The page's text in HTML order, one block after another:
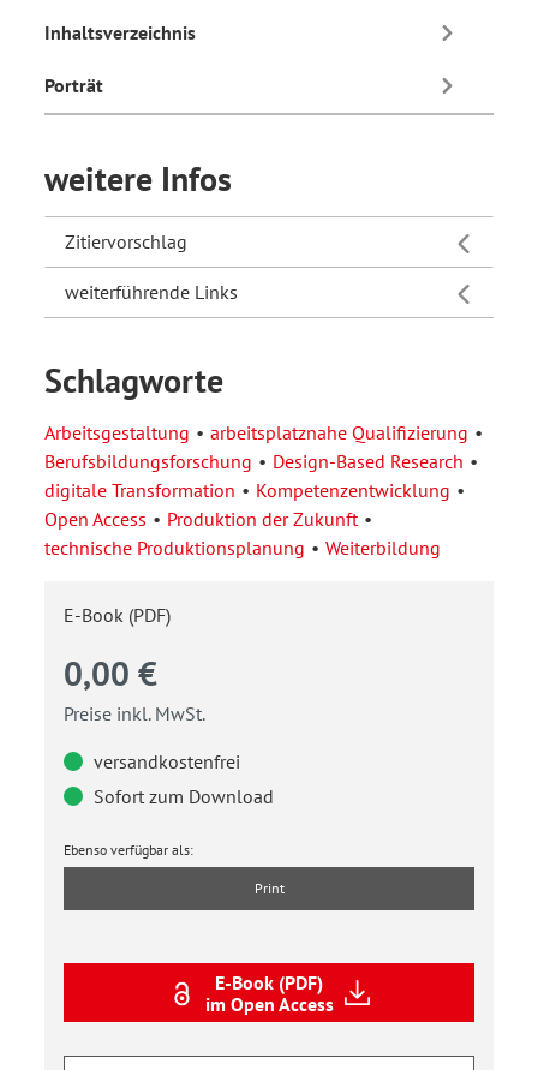
Inhaltsverzeichnis
Porträt
weitere Infos
Zitiervorschlag
weiterführende Links
Schlagworte
Arbeitsgestaltung
arbeitsplatznahe Qualifizierung
Berufsbildungsforschung
Design-Based Research
digitale Transformation
Kompetenzentwicklung
Open Access
Produktion der Zukunft
technische Produktionsplanung
Weiterbildung
E-Book (PDF)
0,00 €
Preise inkl. MwSt.
versandkostenfrei
Sofort zum Download
Ebenso verfügbar als:
Print
E-Book (PDF)
im Open Access